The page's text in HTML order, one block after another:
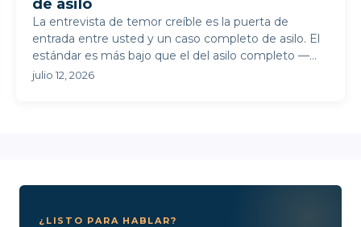
de asilo
La entrevista de temor creíble es la puerta de
entrada entre usted y un caso completo de asilo. El
estándar es más bajo que el del asilo completo —
una ...
julio 12, 2026
¿LISTO PARA HABLAR?